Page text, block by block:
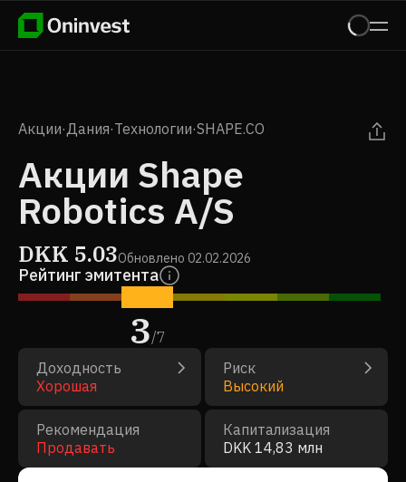
Акции·Дания·Технологии·SHAPE.CO
Акции Shape
Robotics A/S
DKK 5.03Обновлено 02.02.2026
Рейтинг эмитента
3/7
Доходность
Хорошая
Риск
Высокий
Рекомендация
Продавать
Капитализация
DKK 14,83 млн